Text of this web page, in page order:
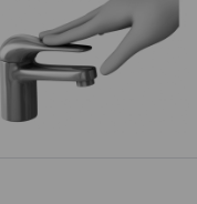
Leer más